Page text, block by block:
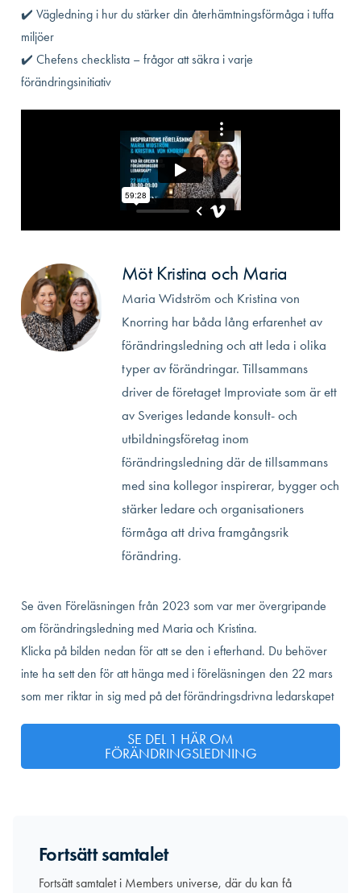
✔️ Vägledning i hur du stärker din återhämtningsförmåga i tuffa
miljöer
✔️ Chefens checklista – frågor att säkra i varje
förändringsinitiativ
Möt Kristina och Maria
Maria Widström och Kristina von
Knorring har båda lång erfarenhet av
förändringsledning och att leda i olika
typer av förändringar. Tillsammans
driver de företaget Improviate som är ett
av Sveriges ledande konsult- och
utbildningsföretag inom
förändringsledning där de tillsammans
med sina kollegor inspirerar, bygger och
stärker ledare och organisationers
förmåga att driva framgångsrik
förändring.
Se även Föreläsningen från 2023 som var mer övergripande
om förändringsledning med Maria och Kristina.
Klicka på bilden nedan för att se den i efterhand. Du behöver
inte ha sett den för att hänga med i föreläsningen den 22 mars
som mer riktar in sig med på det förändringsdrivna ledarskapet
SE DEL 1 HÄR OM
FÖRÄNDRINGSLEDNING
Fortsätt samtalet
Fortsätt samtalet i Members universe, där du kan få